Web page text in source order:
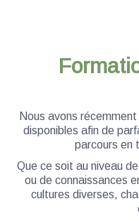
Nous avons
disponibles afin de
parcours en
Que ce soit au niveau
ou de connaissances
cultures diverses,